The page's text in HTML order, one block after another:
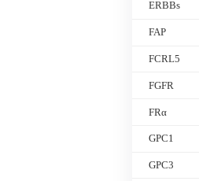
ERBBs
FAP
FCRL5
FGFR
FRα
GPC1
GPC3